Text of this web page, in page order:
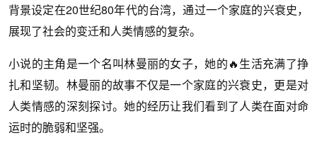
背景设定在20世纪80年代的台湾，通过一个家庭的兴衰史，
展现了社会的变迁和人类情感的复杂。
小说的主角是一个名叫林曼丽的女子，她的🔥生活充满了挣
扎和坚韧。林曼丽的故事不仅是一个家庭的兴衰史，更是对
人类情感的深刻探讨。她的经历让我们看到了人类在面对命
运时的脆弱和坚强。